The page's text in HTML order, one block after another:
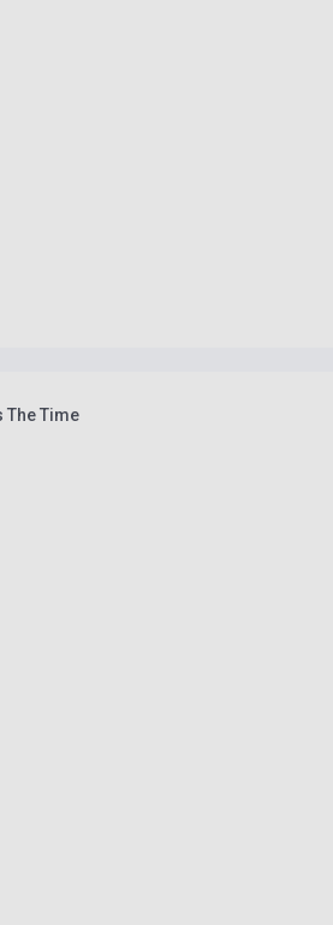
The Time